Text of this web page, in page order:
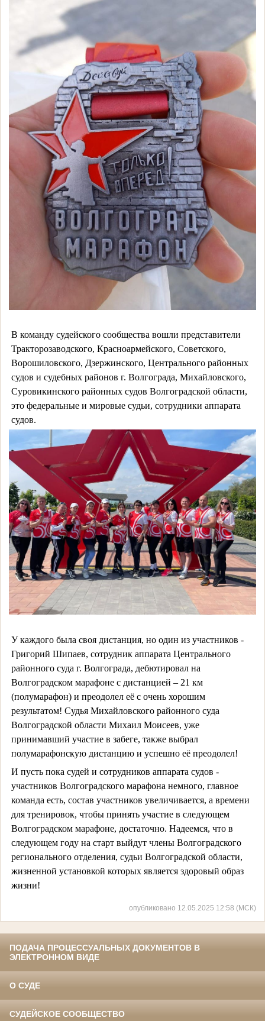
В команду судейского сообщества вошли представители
Тракторозаводского, Красноармейского, Советского,
Ворошиловского, Дзержинского, Центрального районных
судов и судебных районов г. Волгограда, Михайловского,
Суровикинского районных судов Волгоградской области,
это федеральные и мировые судьи, сотрудники аппарата
судов.
У каждого была своя дистанция, но один из участников -
Григорий Шипаев, сотрудник аппарата Центрального
районного суда г. Волгограда, дебютировал на
Волгоградском марафоне с дистанцией – 21 км
(полумарафон) и преодолел её с очень хорошим
результатом! Судья Михайловского районного суда
Волгоградской области Михаил Моисеев, уже
принимавший участие в забеге, также выбрал
полумарафонскую дистанцию и успешно её преодолел!
И пусть пока судей и сотрудников аппарата судов -
участников Волгоградского марафона немного, главное
команда есть, состав участников увеличивается, а времени
для тренировок, чтобы принять участие в следующем
Волгоградском марафоне, достаточно. Надеемся, что в
следующем году на старт выйдут члены Волгоградского
регионального отделения, судьи Волгоградской области,
жизненной установкой которых является здоровый образ
жизни!
опубликовано 12.05.2025 12:58 (МСК)
ПОДАЧА ПРОЦЕССУАЛЬНЫХ ДОКУМЕНТОВ В
ЭЛЕКТРОННОМ ВИДЕ
О СУДЕ
СУДЕЙСКОЕ СООБЩЕСТВО